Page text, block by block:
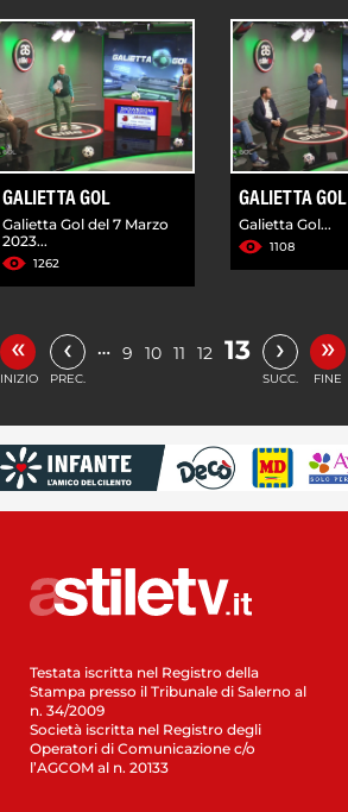
GALIETTA GOL
Galietta Gol del 7 Marzo
2023...
1262
GALIETTA GOL
Galietta Gol...
1108
«
INIZIO
‹
PREC.
… 9 10 11 12 13 ›
SUCC.
»
FINE
Testata iscritta nel Registro della
Stampa presso il Tribunale di Salerno al
n. 34/2009
Società iscritta nel Registro degli
Operatori di Comunicazione c/o
l’AGCOM al n. 20133